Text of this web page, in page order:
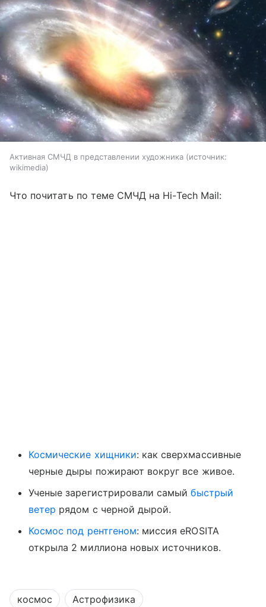
Активная СМЧД в представлении художника
источник:
wikimedia
Что почитать по теме СМЧД на Hi-Tech Mail:
Космические хищники: как сверхмассивные
черные дыры пожирают вокруг все живое.
Ученые зарегистрировали самыйбыстрый
ветер рядом с черной дырой.
Космос под рентгеном: миссия eROSITA
открыла 2 миллиона новых источников.
космос Астрофизика